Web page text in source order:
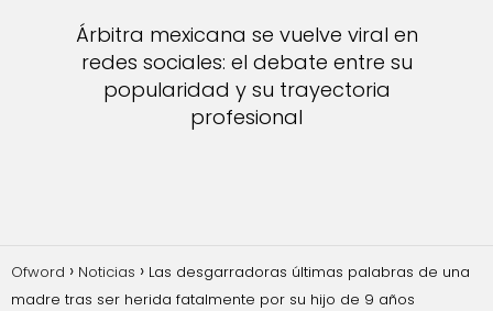
Árbitra mexicana se vuelve viral en
redes sociales: el debate entre su
popularidad y su trayectoria
profesional
Ofword Noticias
Las desgarradoras últimas palabras de una
madre tras ser herida fatalmente por su hijo de 9 años